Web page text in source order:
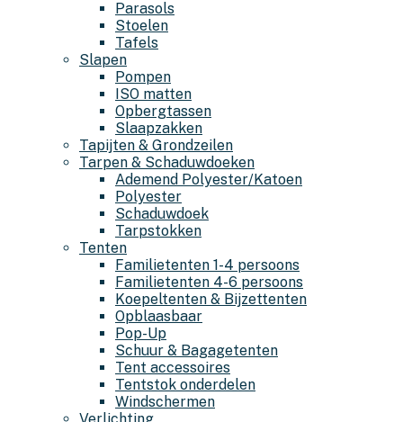
Parasols
Stoelen
Tafels
Slapen
Pompen
ISO matten
Opbergtassen
Slaapzakken
Tapijten & Grondzeilen
Tarpen & Schaduwdoeken
Ademend Polyester/Katoen
Polyester
Schaduwdoek
Tarpstokken
Tenten
Familietenten 1-4 persoons
Familietenten 4-6 persoons
Koepeltenten & Bijzettenten
Opblaasbaar
Pop-Up
Schuur & Bagagetenten
Tent accessoires
Tentstok onderdelen
Windschermen
Verlichting